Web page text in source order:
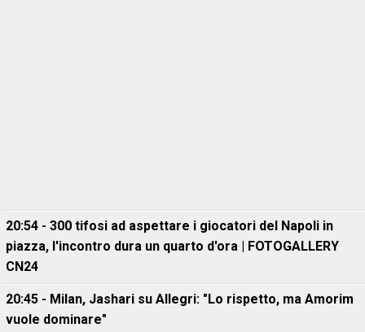
20:54 - 300 tifosi ad aspettare i giocatori del Napoli in
piazza, l'incontro dura un quarto d'ora | FOTOGALLERY
CN24
20:45 - Milan, Jashari su Allegri: "Lo rispetto, ma Amorim
vuole dominare"